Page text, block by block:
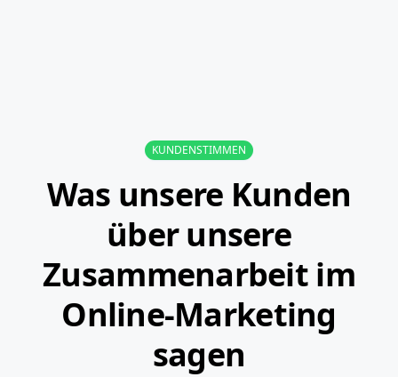
KUNDENSTIMMEN
Was unsere Kunden
über unsere
Zusammenarbeit im
Online-Marketing
sagen